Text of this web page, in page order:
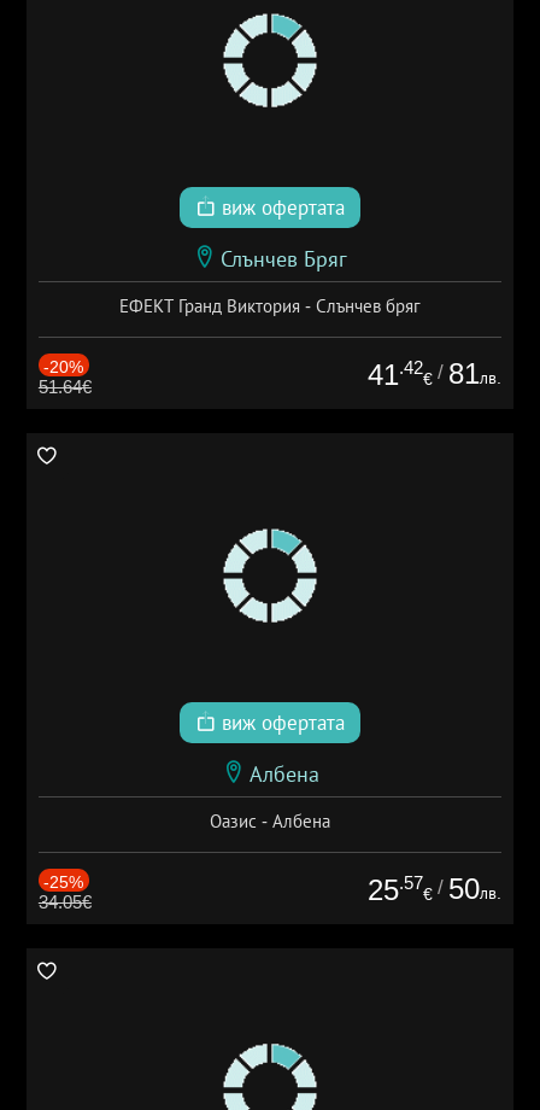
виж офертата
Слънчев Бряг
ЕФЕКТ Гранд Виктория - Слънчев бряг
-20%
51.64€ 41.42
€ / 81лв.
виж офертата
Албена
Оазис - Албена
-25%
34.05€ 25.57
€ / 50лв.